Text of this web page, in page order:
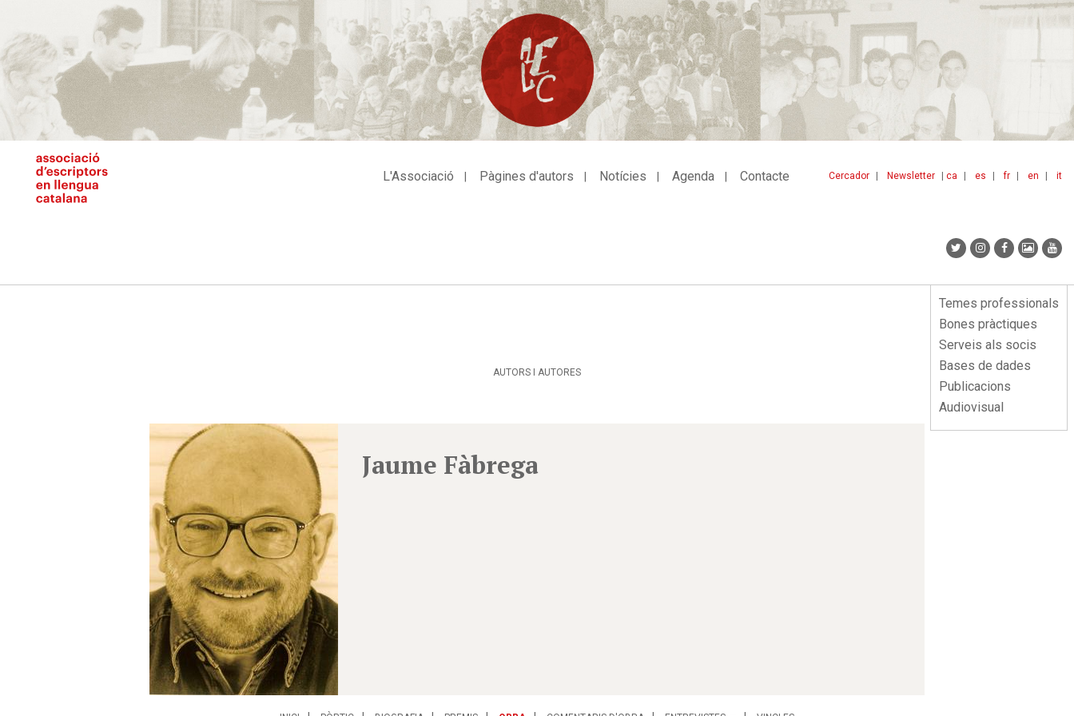
contingut
ca es fr en it
Cercador Newsletter
L'Associació Pàgines d'autors Notícies Agenda Contacte
Menu
lateral
Temes professionals
Bones pràctiques
Serveis als socis
Bases de dades
Publicacions
Audiovisual
AUTORS I AUTORES
Jaume Fàbrega